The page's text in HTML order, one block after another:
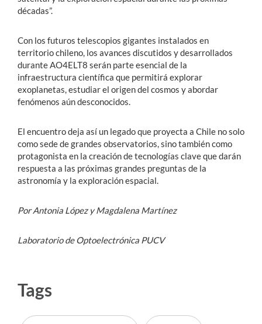
décadas”.
Con los futuros telescopios gigantes instalados en
territorio chileno, los avances discutidos y desarrollados
durante AO4ELT8 serán parte esencial de la
infraestructura científica que permitirá explorar
exoplanetas, estudiar el origen del cosmos y abordar
fenómenos aún desconocidos.
El encuentro deja así un legado que proyecta a Chile no solo
como sede de grandes observatorios, sino también como
protagonista en la creación de tecnologías clave que darán
respuesta a las próximas grandes preguntas de la
astronomía y la exploración espacial.
Por Antonia López y Magdalena Martínez
Laboratorio de Optoelectrónica PUCV
Tags